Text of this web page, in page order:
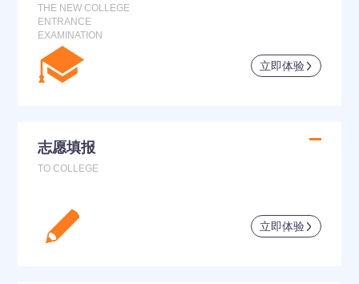
THE NEW COLLEGE
ENTRANCE
EXAMINATION
立即体验
志愿填报
TO COLLEGE
立即体验